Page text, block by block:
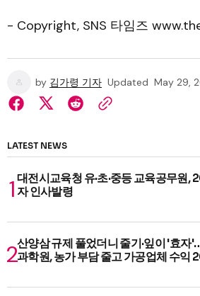
- Copyright, SNS 타임즈
by 김가령 기자 Updated May 29,
LATEST NEWS
대전시교육청 유·초·중등 교육공무원,
자 인사발령
산양삼 규제 풀었더니 줄기·잎이 '효자
과학원, 농가 부담 줄고 가공업체 수익